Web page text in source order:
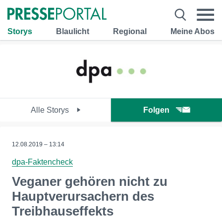
Storys Blaulicht Regional Meine Abos
Alle Storys Folgen
12.08.2019 – 13:14
dpa-Faktencheck
Veganer gehören nicht zu
Hauptverursachern des
Treibhauseffekts